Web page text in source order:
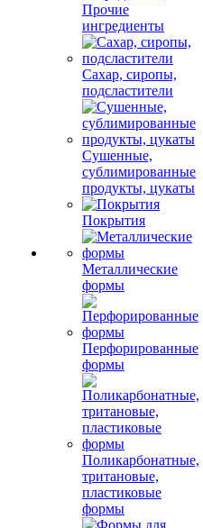
Прочие
ингредиенты
Сахар, сиропы,
подсластители
Сушенные,
сублимированные
продукты, цукаты
Покрытия
Металлические
формы
Перфорированные
формы
Поликарбонатные,
тритановые,
пластиковые
формы